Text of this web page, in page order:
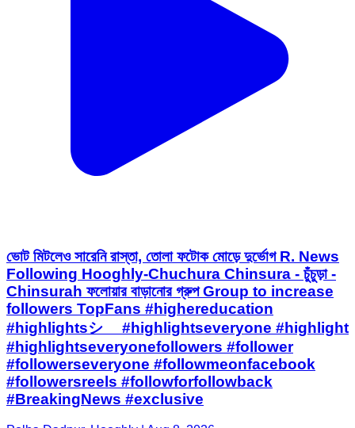
ভোট মিটলেও সারেনি রাস্তা, তোলা ফটোক মোড়ে দুর্ভোগ R. News
Following Hooghly-Chuchura Chinsura - চুঁচুড়া -
Chinsurah ফলোয়ার বাড়ানোর গ্রুপ Group to increase
followers TopFans #highereducation
#highlightsシ゚ #highlightseveryone #highlight
#highlightseveryonefollowers #follower
#followerseveryone #followmeonfacebook
#followersreels #followforfollowback
#BreakingNews #exclusive